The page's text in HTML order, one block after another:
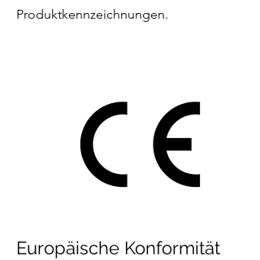
Produktkennzeichnungen.
Europäische Konformität